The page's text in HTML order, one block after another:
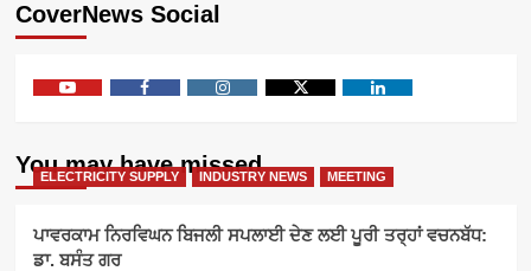
CoverNews Social
You may have missed
ELECTRICITY SUPPLY INDUSTRY NEWS MEETING
ਪਾਵਰਕਾਮ ਨਿਰਵਿਘਨ ਬਿਜਲੀ ਸਪਲਾਈ ਦੇਣ ਲਈ ਪੂਰੀ ਤਰ੍ਹਾਂ ਵਚਨਬੱਧ:
ਡਾ. ਬਸੰਤ ਗਰ